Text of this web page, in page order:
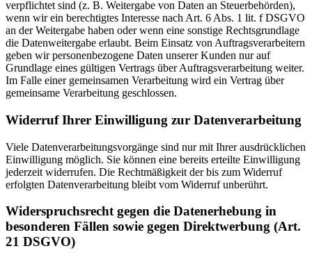
verpflichtet sind (z. B. Weitergabe von Daten an Steuerbehörden),
wenn wir ein berechtigtes Interesse nach Art. 6 Abs. 1 lit. f DSGVO
an der Weitergabe haben oder wenn eine sonstige Rechtsgrundlage
die Datenweitergabe erlaubt. Beim Einsatz von Auftragsverarbeitern
geben wir personenbezogene Daten unserer Kunden nur auf
Grundlage eines gültigen Vertrags über Auftragsverarbeitung weiter.
Im Falle einer gemeinsamen Verarbeitung wird ein Vertrag über
gemeinsame Verarbeitung geschlossen.
Widerruf Ihrer Einwilligung zur Datenverarbeitung
Viele Datenverarbeitungsvorgänge sind nur mit Ihrer ausdrücklichen
Einwilligung möglich. Sie können eine bereits erteilte Einwilligung
jederzeit widerrufen. Die Rechtmäßigkeit der bis zum Widerruf
erfolgten Datenverarbeitung bleibt vom Widerruf unberührt.
Widerspruchsrecht gegen die Datenerhebung in
besonderen Fällen sowie gegen Direktwerbung (Art.
21 DSGVO)